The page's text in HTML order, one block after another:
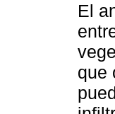
El
que